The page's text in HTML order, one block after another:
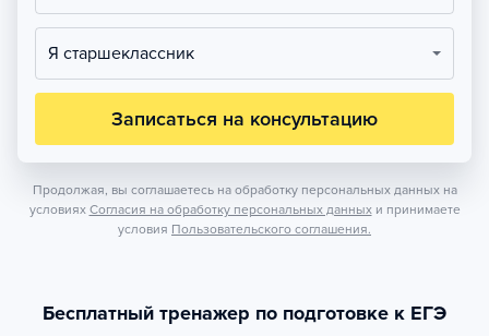
Я старшеклассник
Записаться на консультацию
Продолжая, вы соглашаетесь на обработку персональных данных на
условиях Согласия на обработку персональных данных и принимаете
условия Пользовательского соглашения.
Бесплатный тренажер по подготовке к ЕГЭ